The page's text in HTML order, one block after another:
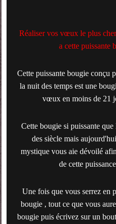
Réaliser vos vœux le plus
a cette puissante
Cette puissante bougie conçu
la nuit des temps est une
vœux en moins de 21
Cette bougie si puissante que
des siècle mais
mystique vous aie dévoilé
de cette
Une fois que vous serrez en
bougie , tout ce que vous
bougie puis écrivez sur un